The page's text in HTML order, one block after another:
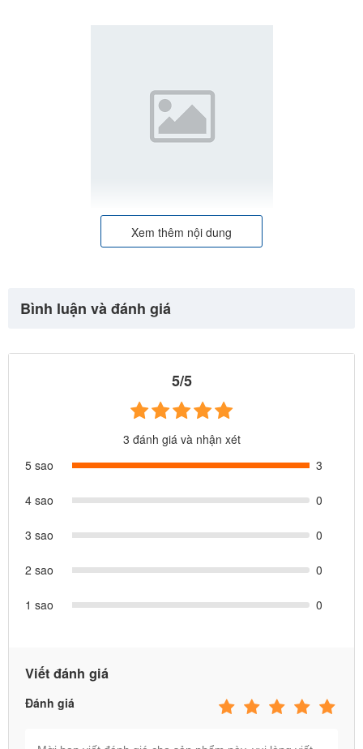
Xem thêm nội dung
Bình luận và đánh giá
5/5
3 đánh giá và nhận xét
5 sao
3
4 sao 0
3 sao 0
2 sao 0
1 sao 0
Viết đánh giá
Đánh giá